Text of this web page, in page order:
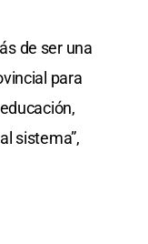
de ser una
para
sistema”,